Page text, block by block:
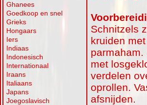
Ghanees
Goedkoop en snel
Grieks
Hongaars
Iers
Indiaas
Indonesisch
Internationaal
Iraans
Italiaans
Japans
Joegoslavisch
Schnitzels
kruiden
met
verdelen
oprollen.
afsnijden.